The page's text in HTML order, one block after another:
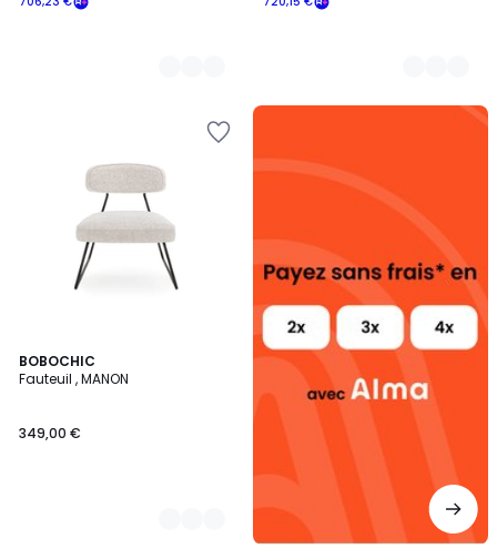
BOBOCHIC
Fauteuil , MANON
349,00 €
2
Couleurs
Alma
sans